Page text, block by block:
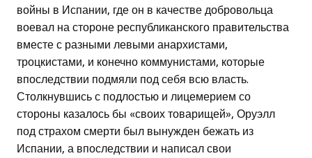
войны в Испании, где он в качестве добровольца
воевал на стороне республиканского правительства
вместе с разными левыми анархистами,
троцкистами, и конечно коммунистами, которые
впоследствии подмяли под себя всю власть.
Столкнувшись с подлостью и лицемерием со
стороны казалось бы «своих товарищей», Оруэлл
под страхом смерти был вынужден бежать из
Испании, а впоследствии и написал свои